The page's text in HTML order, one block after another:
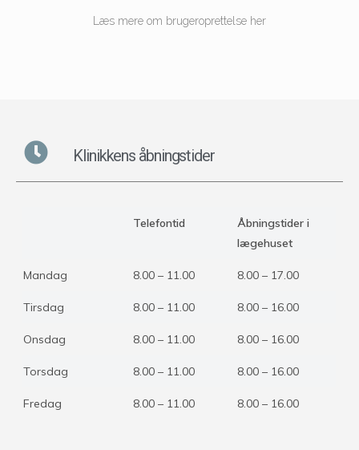
Læs mere om brugeroprettelse her
Klinikkens åbningstider
Telefontid
Åbningstider i
lægehuset
Mandag 8.00 – 11.00 8.00 – 17.00
Tirsdag 8.00 – 11.00 8.00 – 16.00
Onsdag 8.00 – 11.00 8.00 – 16.00
Torsdag 8.00 – 11.00 8.00 – 16.00
Fredag 8.00 – 11.00 8.00 – 16.00